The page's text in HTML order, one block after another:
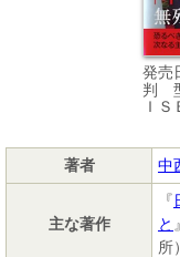
発売
判
ＩＳ
著者 中
主な著作
『
と
所）